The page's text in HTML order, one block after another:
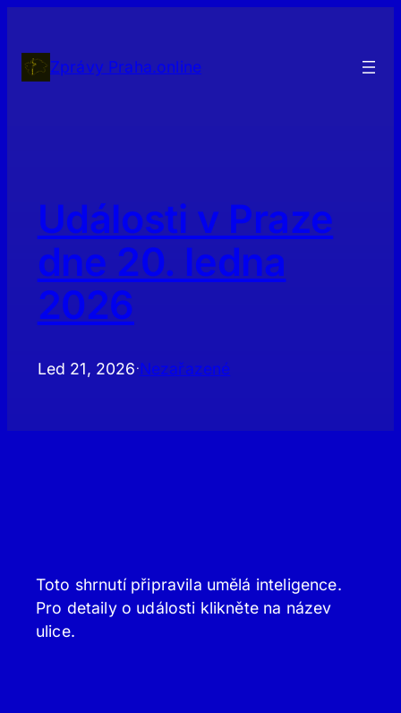
obsahZprávy Praha.online
Události v Praze
dne 20. ledna
2026
Led 21, 2026 ·Nezařazené
Toto shrnutí připravila umělá inteligence.
Pro detaily o události klikněte na název
ulice.